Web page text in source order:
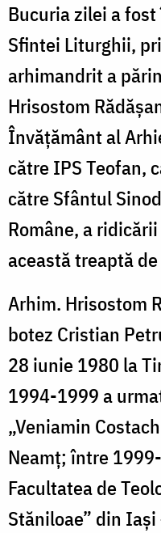
Bucuria zilei a
Sfintei Liturghii,
arhimandrit a
Hrisostom
Învățământ al
către IPS Teofan,
către Sfântul
Române, a
această treaptă
Arhim. Hrisostom
botez Cristian
28 iunie 1980 la
1994-1999 a
„Veniamin
Neamţ; între
Facultatea de
Stăniloae” din